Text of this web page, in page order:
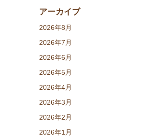
アーカイブ
2026年8月
2026年7月
2026年6月
2026年5月
2026年4月
2026年3月
2026年2月
2026年1月